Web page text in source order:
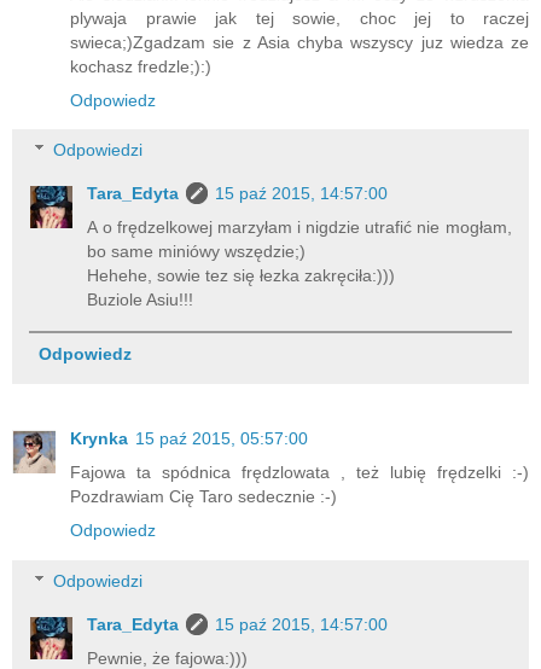
plywaja prawie jak tej sowie, choc jej to raczej
swieca;)Zgadzam sie z Asia chyba wszyscy juz wiedza ze
kochasz fredzle;):)
Odpowiedz
Odpowiedzi
Tara_Edyta
15 paź 2015, 14:57:00
A o frędzelkowej marzyłam i nigdzie utrafić nie mogłam,
bo same miniówy wszędzie;)
Hehehe, sowie tez się łezka zakręciła:)))
Buziole Asiu!!!
Odpowiedz
Krynka 15 paź 2015, 05:57:00
Fajowa ta spódnica frędzlowata , też lubię frędzelki :-)
Pozdrawiam Cię Taro sedecznie :-)
Odpowiedz
Odpowiedzi
Tara_Edyta
15 paź 2015, 14:57:00
Pewnie, że fajowa:)))